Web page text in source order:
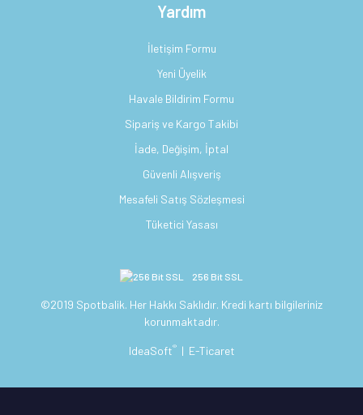
Yardım
İletişim Formu
Yeni Üyelik
Havale Bildirim Formu
Sipariş ve Kargo Takibi
İade, Değişim, İptal
Güvenli Alışveriş
Mesafeli Satış Sözleşmesi
Tüketici Yasası
256 Bit SSL
©2019 Spotbalik. Her Hakkı Saklıdır. Kredi kartı bilgileriniz
korunmaktadır.
IdeaSoft® | E-Ticaret